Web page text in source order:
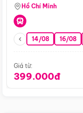
Hồ Chí Minh
14/08 16/08
Giá từ:
399.000đ